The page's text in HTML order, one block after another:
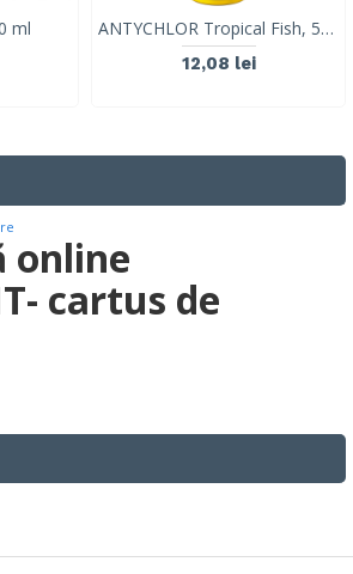
ml ANTYCHLOR Tropical Fish, 50ml
12,08 lei
online
cartus de